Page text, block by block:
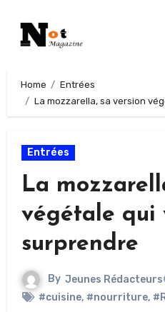
Home
Entrées
La mozzarella, sa version
Entrées
La
végétale qui
surprendre
By Jeunes Rédacteurs
#cuisine, #nourriture,